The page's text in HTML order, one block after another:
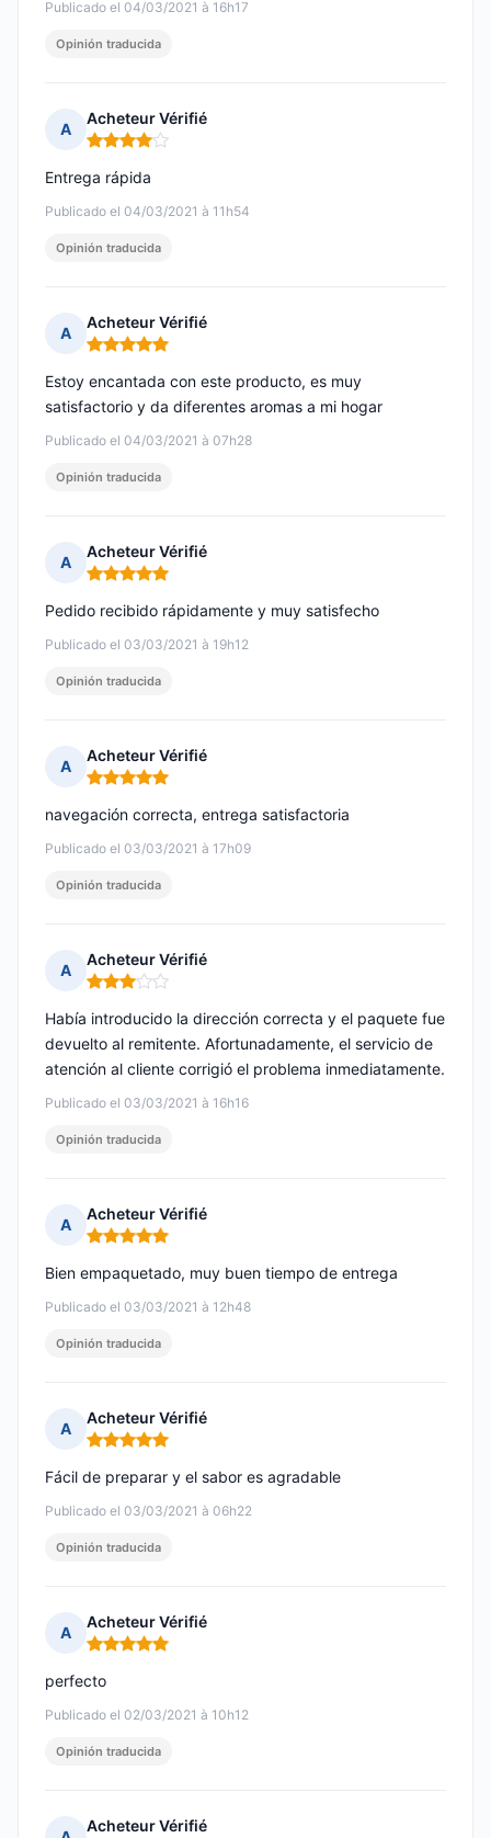
Publicado el 04/03/2021 à 16h17
Opinión traducida
A
Acheteur Vérifié
Nota: 4 de 5
Publicado el 04/03/2021 à 11h54
Entrega rápida
Opinión traducida
A
Acheteur Vérifié
Nota: 5 de 5
Publicado el 04/03/2021 à 07h28
Estoy encantada con este producto, es muy
satisfactorio y da diferentes aromas a mi hogar
Opinión traducida
A
Acheteur Vérifié
Nota: 5 de 5
Publicado el 03/03/2021 à 19h12
Pedido recibido rápidamente y muy satisfecho
Opinión traducida
A
Acheteur Vérifié
Nota: 5 de 5
Publicado el 03/03/2021 à 17h09
navegación correcta, entrega satisfactoria
Opinión traducida
A
Acheteur Vérifié
Nota: 3 de 5
Publicado el 03/03/2021 à 16h16
Había introducido la dirección correcta y el paquete fue
devuelto al remitente. Afortunadamente, el servicio de
atención al cliente corrigió el problema inmediatamente.
Opinión traducida
A
Acheteur Vérifié
Nota: 5 de 5
Publicado el 03/03/2021 à 12h48
Bien empaquetado, muy buen tiempo de entrega
Opinión traducida
A
Acheteur Vérifié
Nota: 5 de 5
Publicado el 03/03/2021 à 06h22
Fácil de preparar y el sabor es agradable
Opinión traducida
A
Acheteur Vérifié
Nota: 5 de 5
Publicado el 02/03/2021 à 10h12
perfecto
Opinión traducida
Acheteur Vérifié